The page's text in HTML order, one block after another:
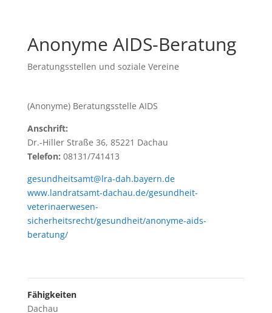
Anonyme AIDS-Beratung
Beratungsstellen und soziale Vereine
(Anonyme) Beratungsstelle AIDS
Anschrift:
Dr.-Hiller Straße 36, 85221 Dachau
Telefon: 08131/741413
gesundheitsamt@lra-dah.bayern.de
www.landratsamt-dachau.de/gesundheit-
veterinaerwesen-
sicherheitsrecht/gesundheit/anonyme-aids-
beratung/
Fähigkeiten
Dachau